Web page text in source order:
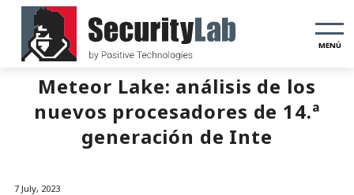
MENÚ
Meteor Lake: análisis de los
nuevos procesadores de 14.ª
generación de Inte
7 July, 2023